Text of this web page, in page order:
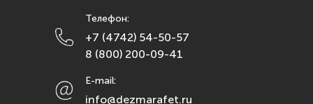
Махачкала
Москва
Набережные Челны
Телефон:
+7 (4742) 54-50-57
8 (800) 200-09-41
E-mail:
info@dezmarafet.ru